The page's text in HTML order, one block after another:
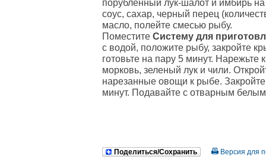
порубленный лук-шалот и имбирь
соус, сахар, черный перец
масло, полейте смесью рыбу.
Поместите Систему для
с водой, положите рыбу, закройте
готовьте на пару 5 минут.
морковь, зеленый лук и чили.
нарезанные овощи к рыбе.
минут. Подавайте с отварным
Поделиться/Сохранить Версия для